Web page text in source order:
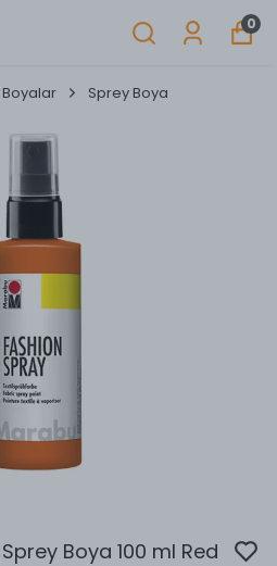
0
Sprey Boya
Boya 100 ml Red